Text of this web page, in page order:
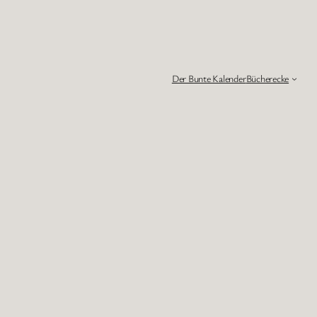
Der Bunte KalenderBücherecke